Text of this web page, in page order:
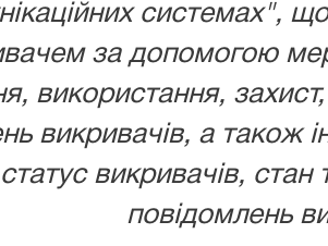
системах",
за допомогою
використання,
викривачів, а також
викривачів, стан
повідомлень